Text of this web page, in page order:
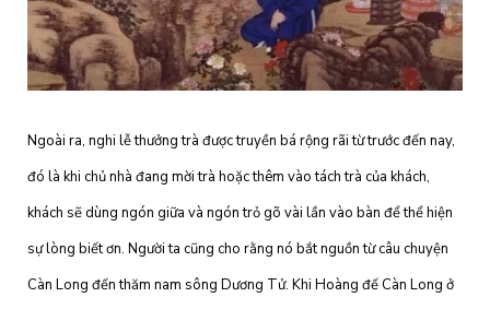
Ngoài ra, nghi lễ thưởng trà được truyền bá rộng rãi từ trước đến nay,
đó là khi chủ nhà đang mời trà hoặc thêm vào tách trà của khách,
khách sẽ dùng ngón giữa và ngón trỏ gõ vài lần vào bàn để thể hiện
sự lòng biết ơn. Người ta cũng cho rằng nó bắt nguồn từ câu chuyện
Càn Long đến thăm nam sông Dương Tử. Khi Hoàng đế Càn Long ở